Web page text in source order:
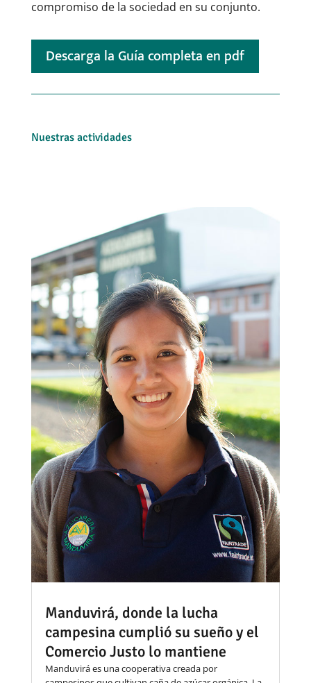
compromiso de la sociedad en su conjunto.
Descarga la Guía completa en pdf
Nuestras actividades
Manduvirá, donde la lucha
campesina cumplió su sueño y el
Comercio Justo lo mantiene
Manduvirá es una cooperativa creada por